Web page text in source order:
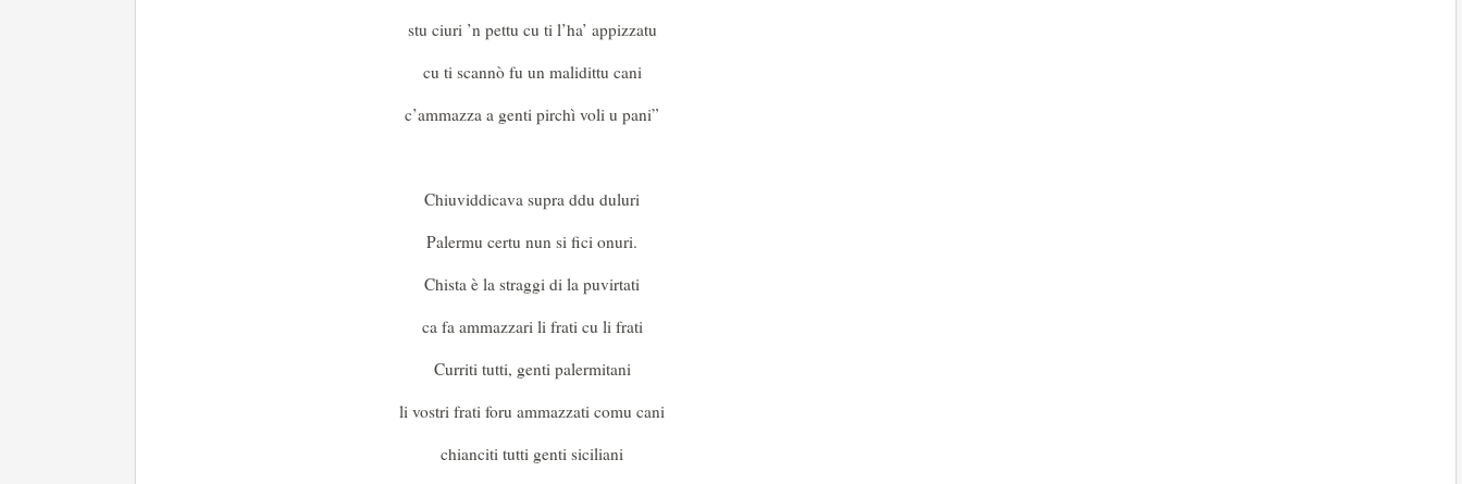
stu ciuri ’n pettu cu ti l’ha’ appizzatu
cu ti scannò fu un malidittu cani
c’ammazza a genti pirchì voli u pani”
Chiuviddicava supra ddu duluri
Palermu certu nun si fici onuri.
Chista è la straggi di la puvirtati
ca fa ammazzari li frati cu li frati
Curriti tutti, genti palermitani
li vostri frati foru ammazzati comu cani
chianciti tutti genti siciliani